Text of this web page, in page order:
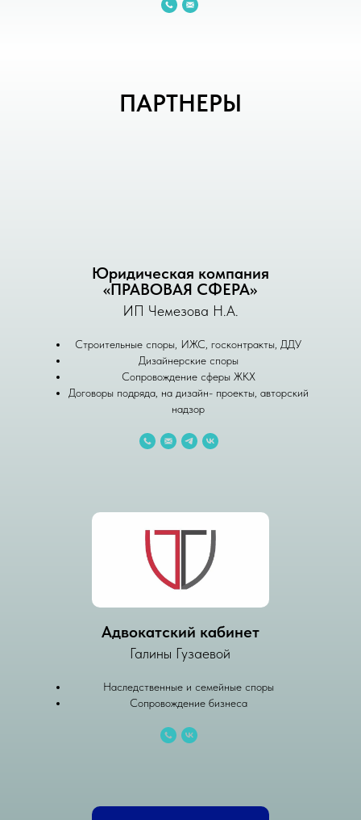
ПАРТНЕРЫ
Юридическая компания
«ПРАВОВАЯ СФЕРА»
ИП Чемезова Н.А.
Строительные споры, ИЖС, госконтракты, ДДУ
Дизайнерские споры
Сопровождение сферы ЖКХ
Договоры подряда, на дизайн- проекты, авторский
надзор
Адвокатский кабинет
Галины Гузаевой
Наследственные и семейные споры
Сопровождение бизнеса